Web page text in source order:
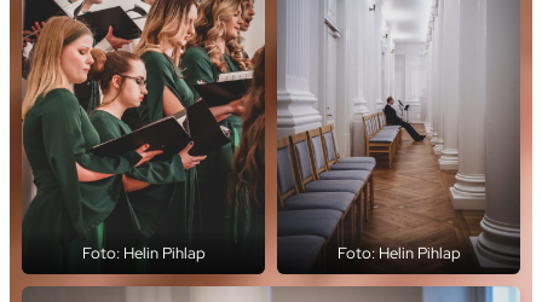
Foto: Helin Pihlap Foto: Helin Pihlap